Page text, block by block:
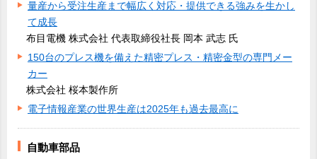
量産から受注生産まで幅広く対応・提供できる強みを生かし
て成長
布目電機 株式会社 代表取締役社長 岡本 武志 氏
150台のプレス機を備えた精密プレス・精密金型の専門メー
カー
株式会社 桜本製作所
電子情報産業の世界生産は2025年も過去最高に
自動車部品